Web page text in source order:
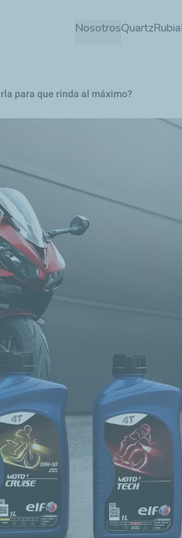
Pasar
NosotrosQuartzRubia
para que rinda al máximo?